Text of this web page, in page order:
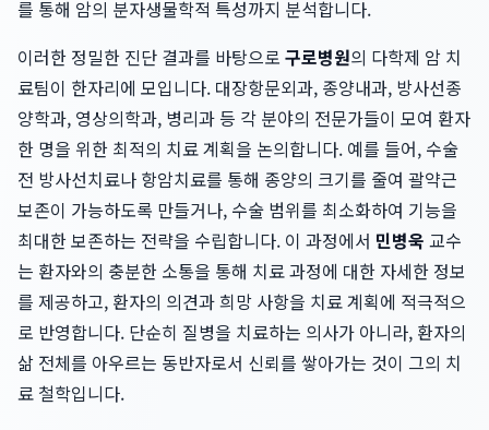
를 통해 암의 분자생물학적 특성까지 분석합니다.
이러한 정밀한 진단 결과를 바탕으로 구로병원의 다학제 암 치
료팀이 한자리에 모입니다. 대장항문외과, 종양내과, 방사선종
양학과, 영상의학과, 병리과 등 각 분야의 전문가들이 모여 환자
한 명을 위한 최적의 치료 계획을 논의합니다. 예를 들어, 수술
전 방사선치료나 항암치료를 통해 종양의 크기를 줄여 괄약근
보존이 가능하도록 만들거나, 수술 범위를 최소화하여 기능을
최대한 보존하는 전략을 수립합니다. 이 과정에서 민병욱 교수
는 환자와의 충분한 소통을 통해 치료 과정에 대한 자세한 정보
를 제공하고, 환자의 의견과 희망 사항을 치료 계획에 적극적으
로 반영합니다. 단순히 질병을 치료하는 의사가 아니라, 환자의
삶 전체를 아우르는 동반자로서 신뢰를 쌓아가는 것이 그의 치
료 철학입니다.